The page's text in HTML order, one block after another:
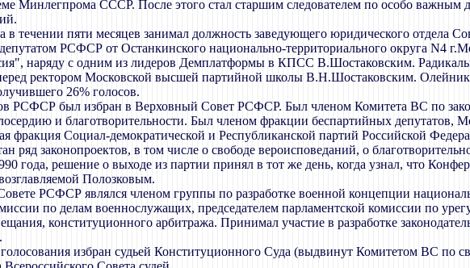
Минлегпрома СССР. После этого стал старшим следователем по особо важным
в течении пяти месяцев занимал должность заведующего юридического отдела
РСФСР от Останкинского национально-территориального округа N4
наряду с одним из лидеров Демплатформы в КПСС В.Шостаковским.
ректором Московской высшей партийной школы В.Н.Шостаковским. Олейник
26% голосов.
РСФСР был избран в Верховный Совет РСФСР. Был членом Комитета ВС по
и благотворительности. Был членом фракции беспартийных депутатов,
фракция Социал-демократической и Республиканской партий Российской
ряд законопроектов, в том числе о свободе вероисповеданий, о
года, решение о выходе из партии принял в тот же день, когда узнал, что
Полозковым.
РСФСР являлся членом группы по разработке военной концепции
по делам военнослужащих, председателем парламентской комиссии по
конституционного арбитража. Принимал участие в разработке
избран судьей Конституционного Суда (выдвинут Комитетом ВС по